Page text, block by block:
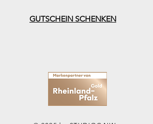
GUTSCHEIN SCHENKEN